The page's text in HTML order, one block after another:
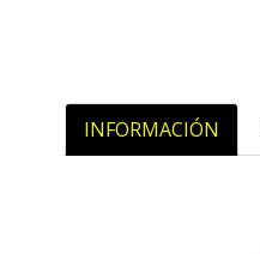
INFORMACIÓN